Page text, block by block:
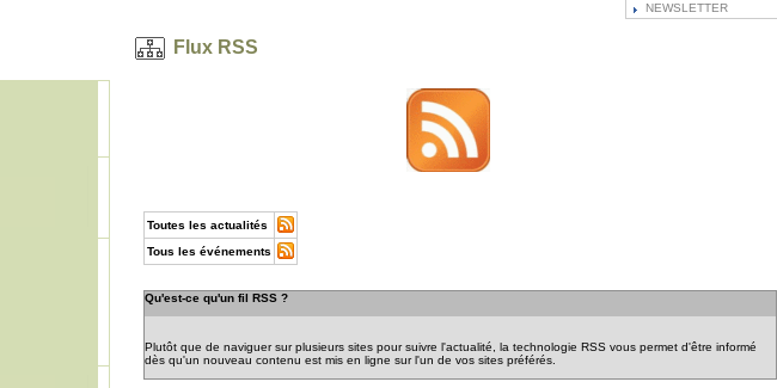
NEWSLETTER
Flux RSS
Toutes les actualités
Tous les événements
Qu'est-ce qu'un fil RSS ?
Plutôt que de naviguer sur plusieurs sites pour suivre l'actualité, la technologie RSS vous permet d'être informé
dès qu'un nouveau contenu est mis en ligne sur l'un de vos sites préférés.